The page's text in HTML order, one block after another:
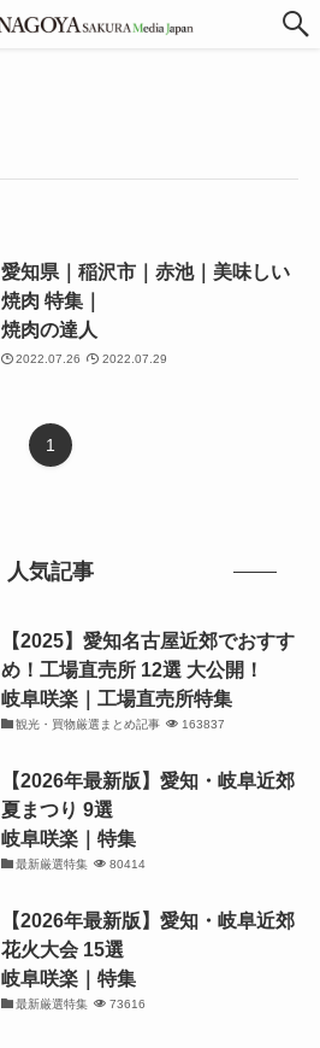
愛知県｜稲沢市｜赤池｜美味しい
焼肉 特集｜
焼肉の達人
2022.07.26 2022.07.29
1
人気記事
【2025】愛知名古屋近郊でおすす
め！工場直売所 12選 大公開！
岐阜咲楽｜工場直売所特集
観光・買物厳選まとめ記事 163837
【2026年最新版】愛知・岐阜近郊
夏まつり 9選
岐阜咲楽｜特集
最新厳選特集 80414
【2026年最新版】愛知・岐阜近郊
花火大会 15選
岐阜咲楽｜特集
最新厳選特集 73616